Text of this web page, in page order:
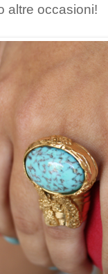
altre occasioni!